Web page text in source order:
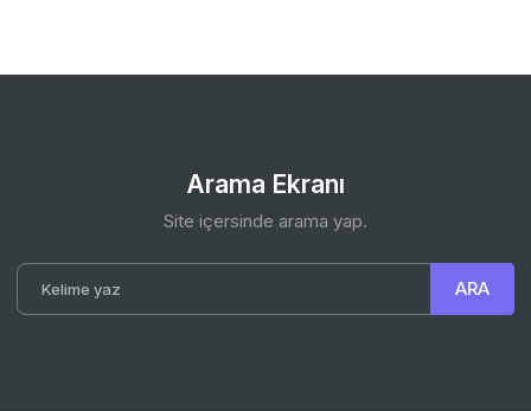
Arama Ekranı
Site içersinde arama yap.